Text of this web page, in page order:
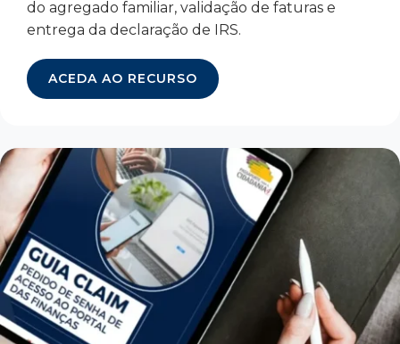
do agregado familiar, validação de faturas e
entrega da declaração de IRS.
ACEDA AO RECURSO